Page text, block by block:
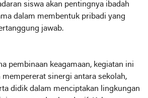
siswa akan pentingnya ibadah
dalam membentuk pribadi yang
jawab.
pembinaan keagamaan, kegiatan ini
sinergi antara sekolah,
didik dalam menciptakan lingkungan